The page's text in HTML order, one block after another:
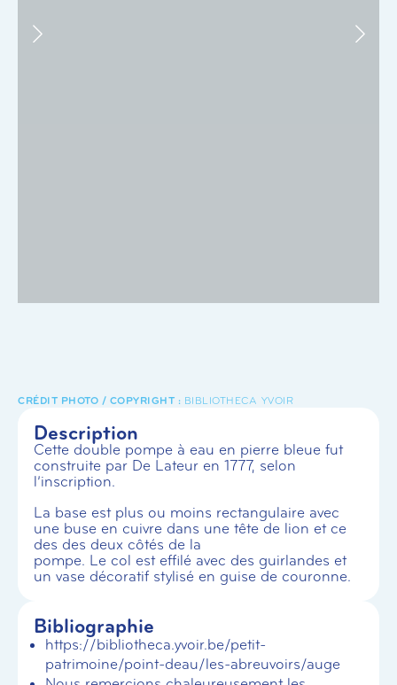
BIBLIOTHECA YVOIR
Description
Cette double pompe à eau en pierre bleue fut
construite par De Lateur en 1777, selon
l’inscription.
La base est plus ou moins rectangulaire avec
une buse en cuivre dans une tête de lion et ce
des des deux côtés de la
pompe. Le col est effilé avec des guirlandes et
un vase décoratif stylisé en guise de couronne.
Bibliographie
https://bibliotheca.yvoir.be/petit-
patrimoine/point-deau/les-abreuvoirs/auge